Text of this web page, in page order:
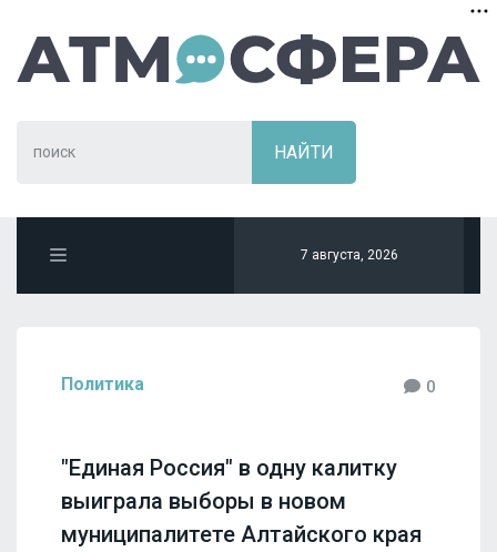
7 августа, 2026
Политика 0
"Единая Россия" в одну калитку
выиграла выборы в новом
муниципалитете Алтайского края